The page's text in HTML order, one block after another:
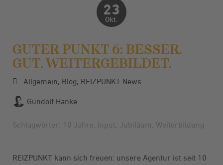
23
Okt.
GUTER PUNKT 6: BESSER.
GUT. WEITERGEBILDET.
Allgemein, Blog, REIZPUNKT News
Gundolf Hanke
Schlagwörter: 10 Jahre Input Jubiläum Weiterbildung
REIZPUNKT kann sich freuen: unsere Agentur ist seit 10